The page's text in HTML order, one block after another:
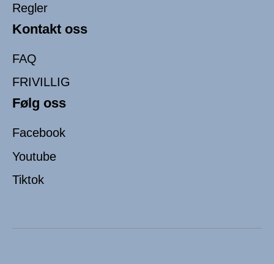
Regler
Kontakt oss
FAQ
FRIVILLIG
Følg oss
Facebook
Youtube
Tiktok